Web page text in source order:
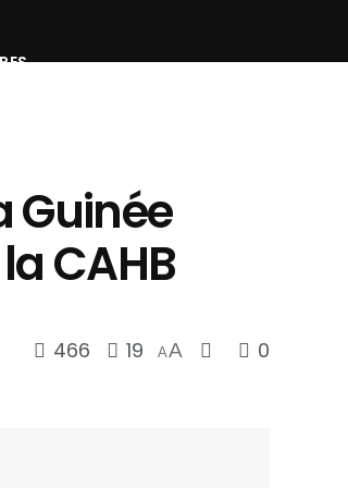
Guinée
CAHB
466 19 AA 0